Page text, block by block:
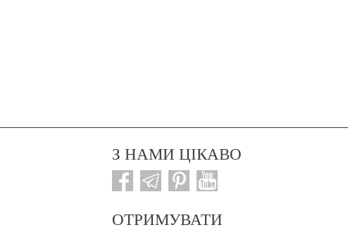
З НАМИ ЦІКАВО
ОТРИМУВАТИ